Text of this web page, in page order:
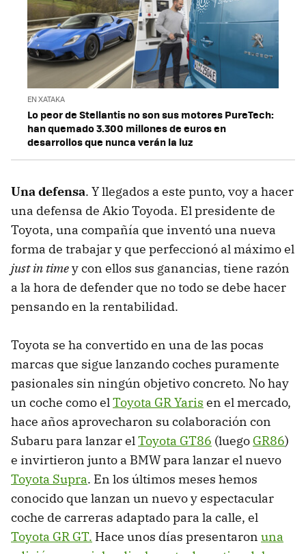
EN XATAKA
Lo peor de Stellantis no son sus motores PureTech:
han quemado 3.300 millones de euros en
desarrollos que nunca verán la luz
Una defensa. Y llegados a este punto, voy a hacer
una defensa de Akio Toyoda. El presidente de
Toyota, una compañía que inventó una nueva
forma de trabajar y que perfeccionó al máximo el
just in timey con ellos sus ganancias, tiene razón
a la hora de defender que no todo se debe hacer
pensando en la rentabilidad.
Toyota se ha convertido en una de las pocas
marcas que sigue lanzando coches puramente
pasionales sin ningún objetivo concreto. No hay
un coche como elToyota GR Yaris en el mercado,
hace años aprovecharon su colaboración con
Subaru para lanzar elToyota GT86 (luego GR86)
e invirtieron junto a BMW para lanzar el nuevo
Toyota Supra. En los últimos meses hemos
conocido que lanzan un nuevo y espectacular
coche de carreras adaptado para la calle, el
Toyota GR GT. Hace unos días presentaron una